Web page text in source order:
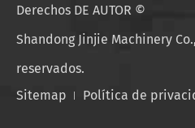
Derechos DE AUTOR ©
Shandong Jinjie Machinery
reservados.
Sitemap
Política de